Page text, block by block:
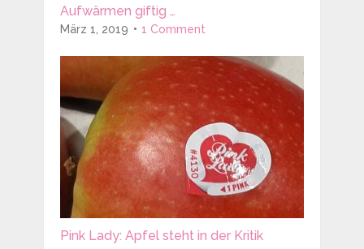
Aufwärmen giftig …
März 1, 2019 1 Comment
Pink Lady: Apfel steht in der Kritik